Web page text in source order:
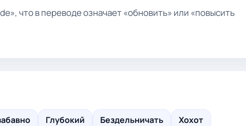
что в переводе означает «обновить» или «повысить
Глубокий Бездельничать Хохот